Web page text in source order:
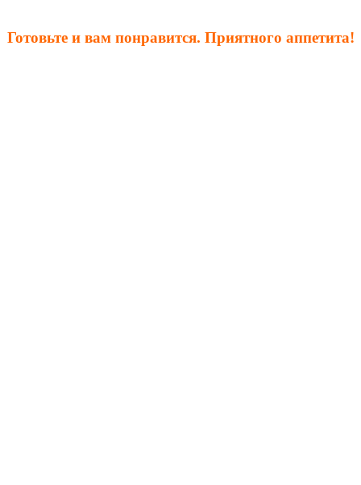
Готовьте и вам понравится. Приятного аппетита!